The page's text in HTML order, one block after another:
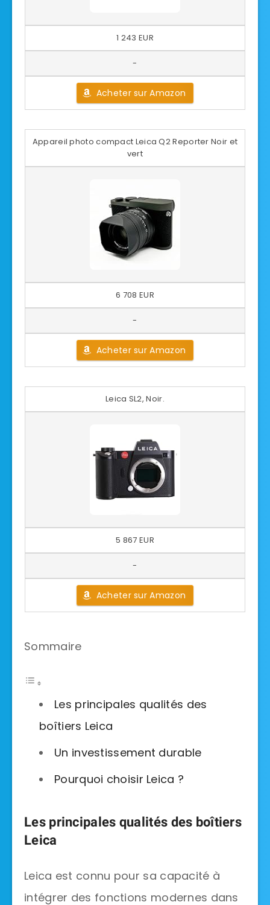
1 243 EUR
-
Acheter sur Amazon
Appareil photo compact Leica Q2 Reporter Noir et
vert
6 708 EUR
-
Acheter sur Amazon
Leica SL2, Noir.
5 867 EUR
-
Acheter sur Amazon
Sommaire
Les principales qualités des
boîtiers Leica
Un investissement durable
Pourquoi choisir Leica ?
Les principales qualités des boîtiers
Leica
Leica est connu pour sa capacité à
intégrer des fonctions modernes dans